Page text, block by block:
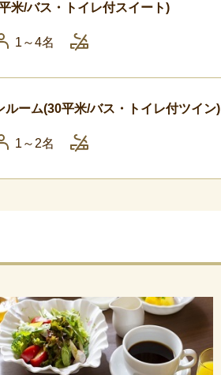
米/バス・トイレ付スイート)
1～4名
ルーム(30平米/バス・トイレ付ツイン)
1～2名